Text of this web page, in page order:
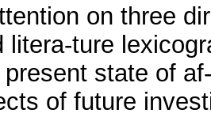
on three
litera-ture
state of
of future